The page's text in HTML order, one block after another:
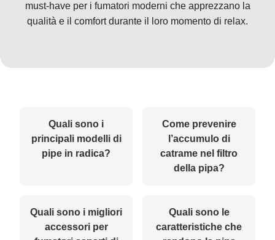
must-have per i fumatori moderni che apprezzano la
qualità e il comfort durante il loro momento di relax.
Quali sono i
principali modelli di
pipe in radica?
Come prevenire
l’accumulo di
catrame nel filtro
della pipa?
Quali sono i migliori
accessori per
Quali sono le
caratteristiche che